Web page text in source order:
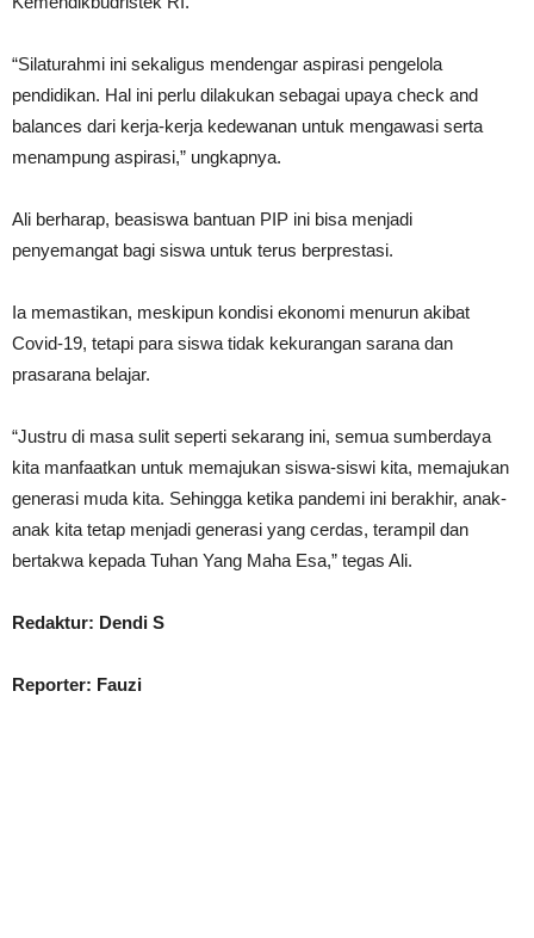
“Silaturahmi ini sekaligus mendengar aspirasi pengelola
pendidikan. Hal ini perlu dilakukan sebagai upaya check and
balances dari kerja-kerja kedewanan untuk mengawasi serta
menampung aspirasi,” ungkapnya.
Ali berharap, beasiswa bantuan PIP ini bisa menjadi
penyemangat bagi siswa untuk terus berprestasi.
Ia memastikan, meskipun kondisi ekonomi menurun akibat
Covid-19, tetapi para siswa tidak kekurangan sarana dan
prasarana belajar.
“Justru di masa sulit seperti sekarang ini, semua sumberdaya
kita manfaatkan untuk memajukan siswa-siswi kita, memajukan
generasi muda kita. Sehingga ketika pandemi ini berakhir, anak-
anak kita tetap menjadi generasi yang cerdas, terampil dan
bertakwa kepada Tuhan Yang Maha Esa,” tegas Ali.
Redaktur: Dendi S
Reporter: Fauzi